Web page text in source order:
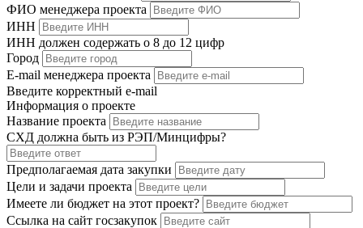
ФИО менеджера проекта
ИНН
ИНН должен содержать о 8 до 12 цифр
Город
E-mail менеджера проекта
Введите корректный e-mail
Информация о проекте
Название проекта
СХД должна быть из РЭП/Минцифры?
Предполагаемая дата закупки
Цели и задачи проекта
Имеете ли бюджет на этот проект?
Ссылка на сайт госзакупок